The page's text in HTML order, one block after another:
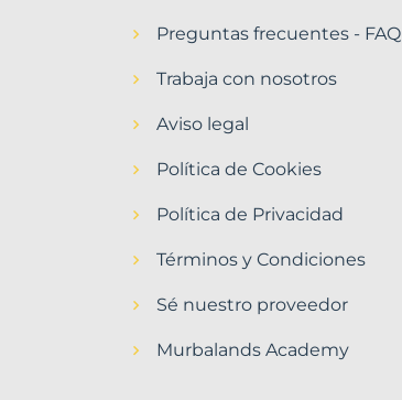
Murbalands
Preguntas frecuentes - FAQ
Trabaja con nosotros
Aviso legal
Política de Cookies
Política de Privacidad
Términos y Condiciones
Sé nuestro proveedor
Murbalands Academy